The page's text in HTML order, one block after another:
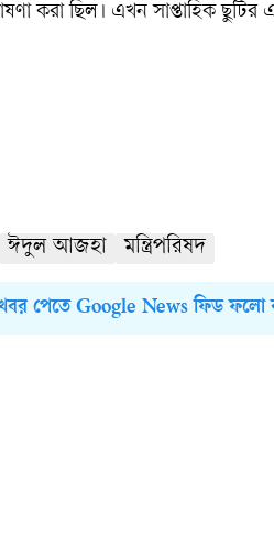
করা ছিল। এখন সাপ্তাহিক ছুটির
ঈদুল আজহা মন্ত্রিপরিষদ
খবর পেতে Google News ফিড